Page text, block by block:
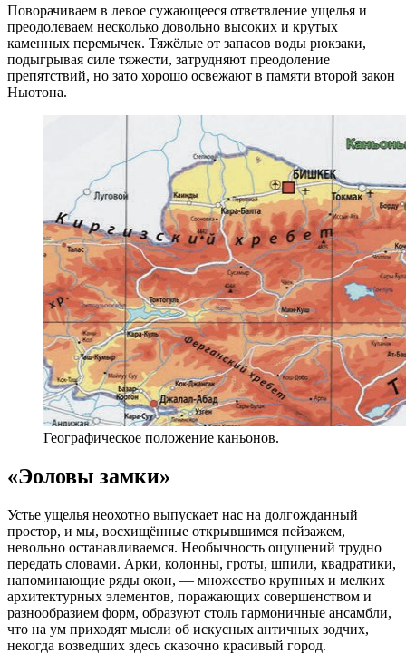
Поворачиваем в левое сужающееся ответвление ущелья и
преодолеваем несколько довольно высоких и крутых
каменных перемычек. Тяжёлые от запасов воды рюкзаки,
подыгрывая силе тяжести, затрудняют преодоление
препятствий, но зато хорошо освежают в памяти второй закон
Ньютона.
Географическое положение каньонов.
«Эоловы замки»
Устье ущелья неохотно выпускает нас на долгожданный
простор, и мы, восхищённые открывшимся пейзажем,
невольно останавливаемся. Необычность ощущений трудно
передать словами. Арки, колонны, гроты, шпили, квадратики,
напоминающие ряды окон, — множество крупных и мелких
архитектурных элементов, поражающих совершенством и
разнообразием форм, образуют столь гармоничные ансамбли,
что на ум приходят мысли об искусных античных зодчих,
некогда возведших здесь сказочно красивый город.